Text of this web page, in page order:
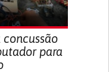
para